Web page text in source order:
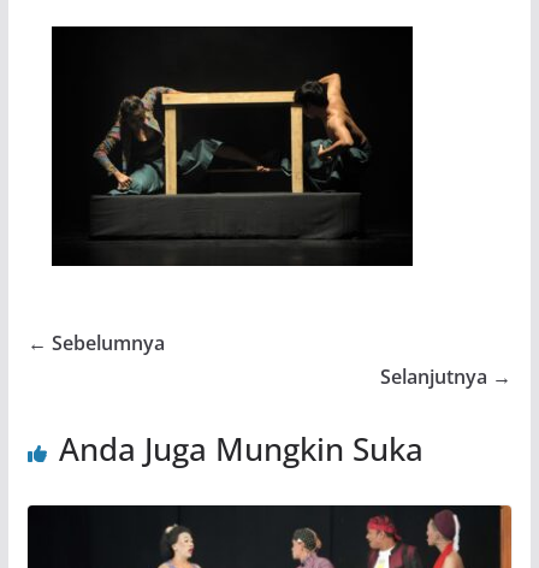
← Sebelumnya
Selanjutnya →
Anda Juga Mungkin Suka